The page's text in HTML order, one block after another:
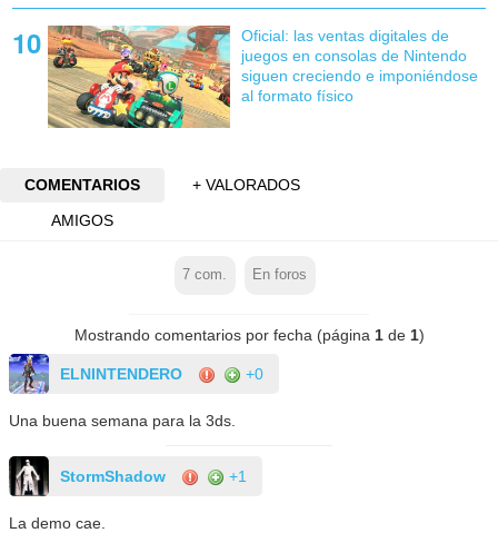
Oficial: las ventas digitales de
juegos en consolas de Nintendo
siguen creciendo e imponiéndose
al formato físico
COMENTARIOS
+ VALORADOS
AMIGOS
7 com. En foros
Mostrando comentarios por fecha (página 1de 1)
ELNINTENDERO +0
Una buena semana para la 3ds.
StormShadow +1
La demo cae.